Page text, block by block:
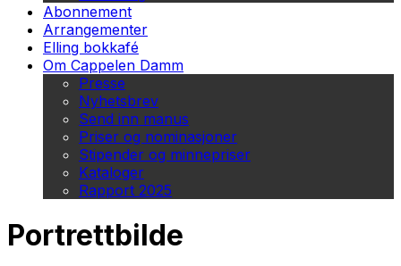
Abonnement
Arrangementer
Elling bokkafé
Om Cappelen Damm
Presse
Nyhetsbrev
Send inn manus
Priser og nominasjoner
Stipender og minnepriser
Kataloger
Rapport 2025
Portrettbilde